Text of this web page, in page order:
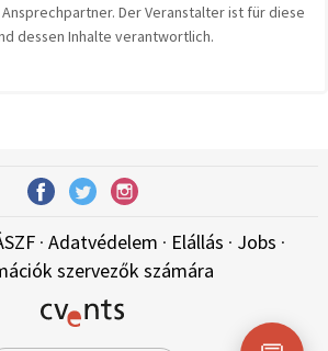
Der Veranstalter ist für diese
dessen Inhalte verantwortlich.
· Adatvédelem · Elállás · Jobs ·
szervezők számára